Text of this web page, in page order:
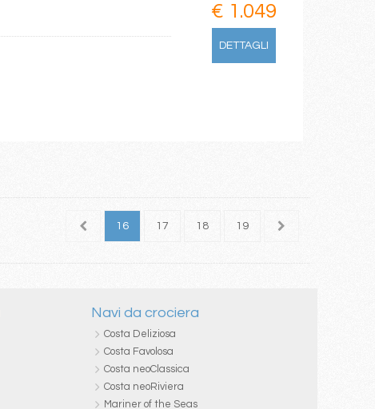
€ 1.049
DETTAGLI
15 16 17 18 19 20
Navi da crociera
Costa Deliziosa
Costa Favolosa
Costa neoClassica
Costa neoRiviera
Mariner of the Seas